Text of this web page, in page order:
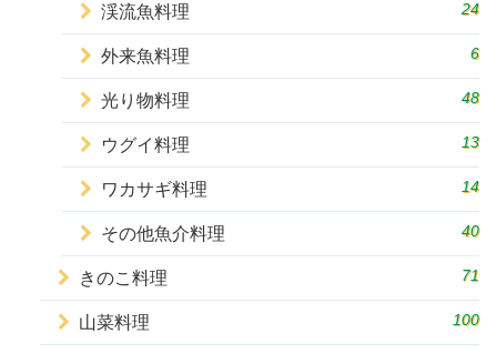
渓流魚料理 24
外来魚料理 6
光り物料理 48
ウグイ料理 13
ワカサギ料理 14
その他魚介料理 40
きのこ料理 71
山菜料理 100